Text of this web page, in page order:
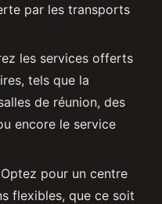
par les transports
les services offerts
tels que la
de réunion, des
encore le service
pour un centre
flexibles, que ce soit